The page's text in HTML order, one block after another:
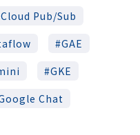
Cloud Pub/Sub
GAE
GKE
Chat